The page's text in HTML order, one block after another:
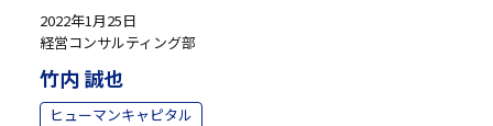
2022年1月25日
経営コンサルティング部
竹内 誠也
ヒューマンキャピタル